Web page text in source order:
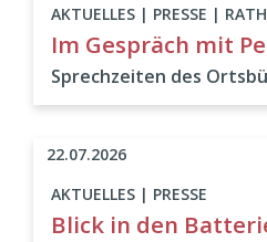
AKTUELLES | PRESSE |
Im Gespräch mit
Sprechzeiten des
AKTUELLES | PRESSE
Blick in den
22.07.2026